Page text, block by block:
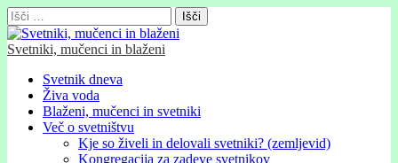
Išči:
Svetniki, mučenci in blaženi
Glavni
meni
Skip
content
Svetnik dneva
Živa voda
Blaženi, mučenci in svetniki
Več o svetništvu
Kje so živeli in delovali svetniki? (zemljevid)
Kongregacija za zadeve svetnikov